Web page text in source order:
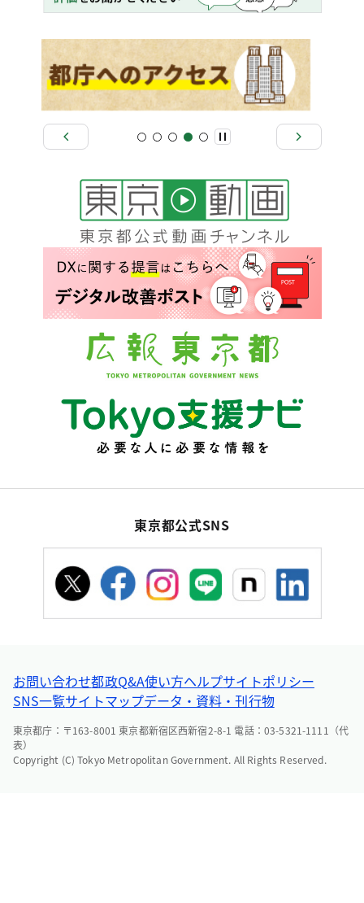
東京都公式SNS
お問い合わせ都政Q&A使い方ヘルプサイトポリシー
SNS一覧サイトマップデータ・資料・刊行物
東京都庁：〒163-8001 東京都新宿区西新宿2-8-1 電話：03-5321-1111（代
表）
Copyright (C) Tokyo Metropolitan Government. All Rights Reserved.